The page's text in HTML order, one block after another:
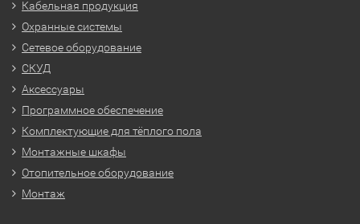
Кабельная продукция
Охранные системы
Сетевое оборудование
СКУД
Аксессуары
Программное обеспечение
Комплектующие для тёплого пола
Монтажные шкафы
Отопительное оборудование
Монтаж